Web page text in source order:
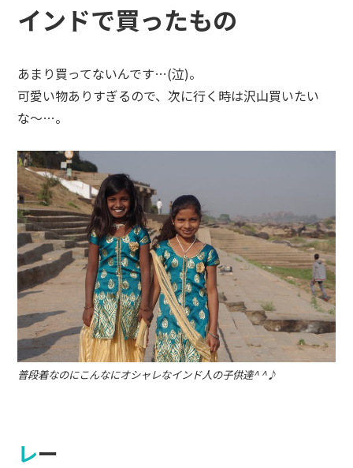
インドで買ったもの
あまり買ってないんです…(泣)。
可愛い物ありすぎるので、次に行く時は沢山買いたい
な〜…。
普段着なのにこんなにオシャレなインド人の子供達^ ^♪
レー